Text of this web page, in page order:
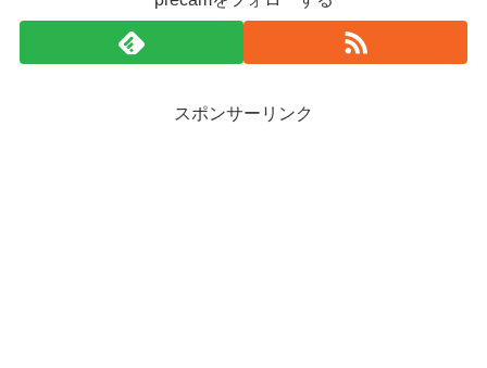
スポンサーリンク